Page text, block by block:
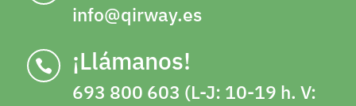
info@qirway.es
 ¡Llámanos!
693 800 603 (L-J: 10-19 h. V: